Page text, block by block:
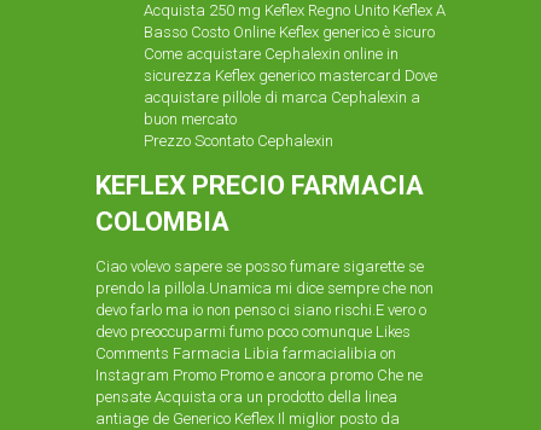
Acquista 250 mg Keflex Regno Unito Keflex A
Basso Costo Online Keflex generico è sicuro
Come acquistare Cephalexin online in
sicurezza Keflex generico mastercard Dove
acquistare pillole di marca Cephalexin a
buon mercato
Prezzo Scontato Cephalexin
KEFLEX PRECIO FARMACIA
COLOMBIA
Ciao volevo sapere se posso fumare sigarette se
prendo la pillola.Unamica mi dice sempre che non
devo farlo ma io non penso ci siano rischi.E vero o
devo preoccuparmi fumo poco comunque Likes
Comments Farmacia Libia farmacialibia on
Instagram Promo Promo e ancora promo Che ne
pensate Acquista ora un prodotto della linea
antiage de Generico Keflex Il miglior posto da